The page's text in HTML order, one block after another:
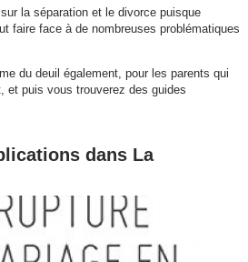
la séparation et le divorce puisque
faire face à de nombreuses problématiques
du deuil également, pour les parents qui
et puis vous trouverez des guides
dans La